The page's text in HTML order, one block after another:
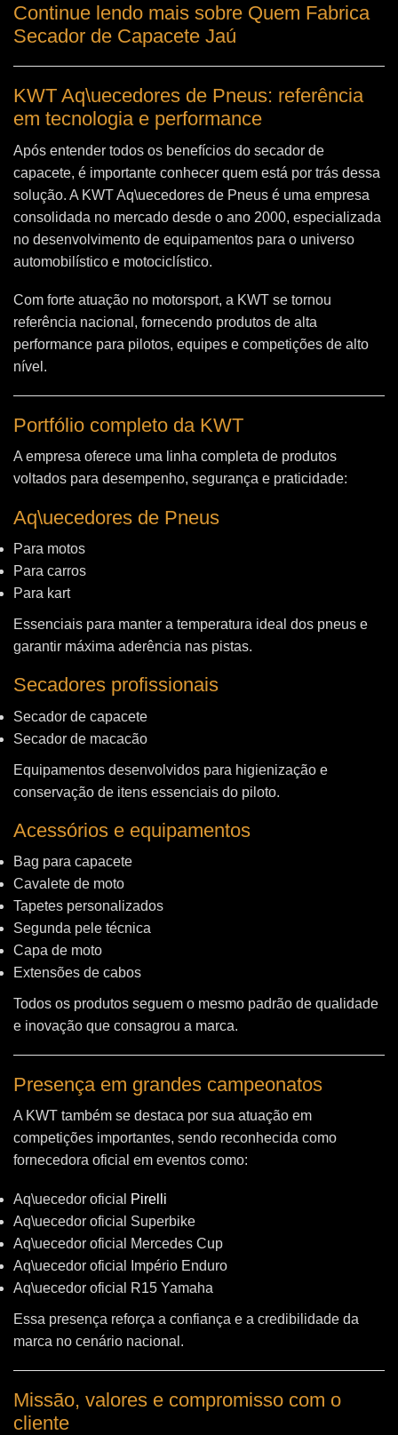
Continue lendo mais sobre Quem Fabrica
Secador de Capacete Jaú
KWT Aq\uecedores de Pneus: referência
em tecnologia e performance
Após entender todos os benefícios do secador de
capacete, é importante conhecer quem está por trás dessa
solução. A KWT Aq\uecedores de Pneus é uma empresa
consolidada no mercado desde o ano 2000, especializada
no desenvolvimento de equipamentos para o universo
automobilístico e motociclístico.
Com forte atuação no motorsport, a KWT se tornou
referência nacional, fornecendo produtos de alta
performance para pilotos, equipes e competições de alto
nível.
Portfólio completo da KWT
A empresa oferece uma linha completa de produtos
voltados para desempenho, segurança e praticidade:
Aq\uecedores de Pneus
Para motos
Para carros
Para kart
Essenciais para manter a temperatura ideal dos pneus e
garantir máxima aderência nas pistas.
Secadores profissionais
Secador de capacete
Secador de macacão
Equipamentos desenvolvidos para higienização e
conservação de itens essenciais do piloto.
Acessórios e equipamentos
Bag para capacete
Cavalete de moto
Tapetes personalizados
Segunda pele técnica
Capa de moto
Extensões de cabos
Todos os produtos seguem o mesmo padrão de qualidade
e inovação que consagrou a marca.
Presença em grandes campeonatos
A KWT também se destaca por sua atuação em
competições importantes, sendo reconhecida como
fornecedora oficial em eventos como:
Aq\uecedor oficial
Pirelli
Aq\uecedor oficial Superbike
Aq\uecedor oficial Mercedes Cup
Aq\uecedor oficial Império Enduro
Aq\uecedor oficial R15 Yamaha
Essa presença reforça a confiança e a credibilidade da
marca no cenário nacional.
Missão, valores e compromisso com o
cliente